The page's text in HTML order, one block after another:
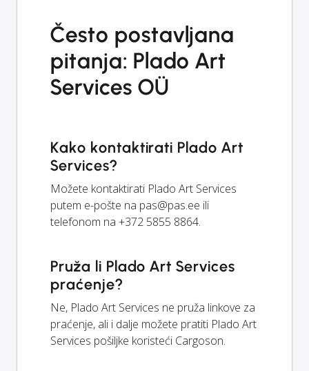
Često postavljana
pitanja: Plado Art
Services OÜ
Kako kontaktirati Plado Art
Services?
Možete kontaktirati Plado Art Services
putem e-pošte na pas@pas.ee ili
telefonom na +372 5855 8864.
Pruža li Plado Art Services
praćenje?
Ne, Plado Art Services ne pruža linkove za
praćenje, ali i dalje možete pratiti Plado Art
Services pošiljke koristeći Cargoson.